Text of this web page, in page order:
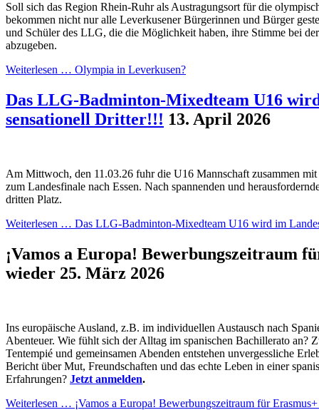
Soll sich das Region Rhein-Ruhr als Austragungsort für die
bekommen nicht nur alle Leverkusener Bürgerinnen und Bürger
und Schüler des LLG, die die Möglichkeit haben, ihre Stimme bei
abzugeben.
Weiterlesen … Olympia in Leverkusen?
Das LLG-Badminton-Mixedteam U16
sensationell Dritter!!! 13. April 2026
Am Mittwoch, den 11.03.26 fuhr die U16 Mannschaft zusammen
zum Landesfinale nach Essen. Nach spannenden und
dritten Platz.
Weiterlesen … Das LLG-Badminton-Mixedteam U16 wird im
¡Vamos a Europa! Bewerbungszeitraum
wieder 25. März 2026
Ins europäische Ausland, z.B. im individuellen Austausch nach
Abenteuer. Wie fühlt sich der Alltag im spanischen Bachillerato an?
Tentempié und gemeinsamen Abenden entstehen unvergessliche
Bericht über Mut, Freundschaften und das echte Leben in einer
Erfahrungen? Jetzt anmelden.
Weiterlesen … ¡Vamos a Europa! Bewerbungszeitraum für